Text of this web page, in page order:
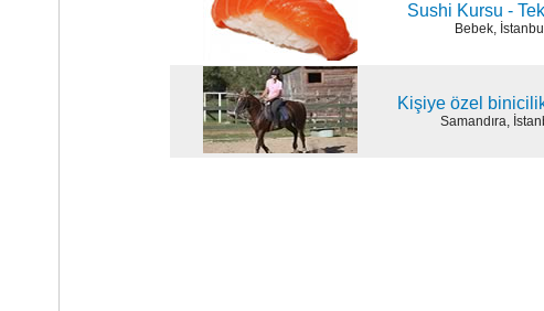
Sushi Kursu -
Bebek, İstanbul
Kişiye özel
Samandıra,